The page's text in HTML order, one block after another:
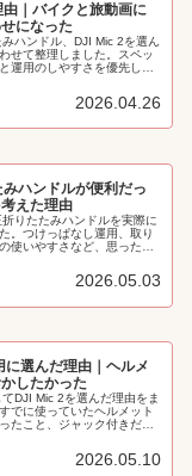
由｜バイクと旅動画に
になった
ハンドル、DJI Mic 2を選ん
せて整理しました。スペッ
運用のしやすさを優先した
2026.04.26
ハンドルが便利だっ
えた理由
りたたみハンドルを実際に
。つけっぱなし運用、取り
使いやすさなど、思った以
2026.05.03
選んだ理由｜ヘルメ
したかった
DJI Mic 2を選んだ理由をま
でに使っていたヘルメット
たこと、ジャック付きだっ
2026.05.10